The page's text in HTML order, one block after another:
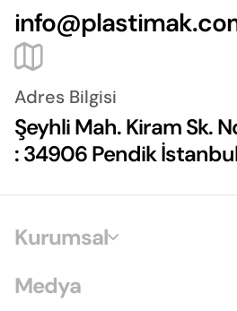
Adres Bilgisi
Şeyhli Mah. Kiram Sk.
: 34906 Pendik
Kurumsal
Medya